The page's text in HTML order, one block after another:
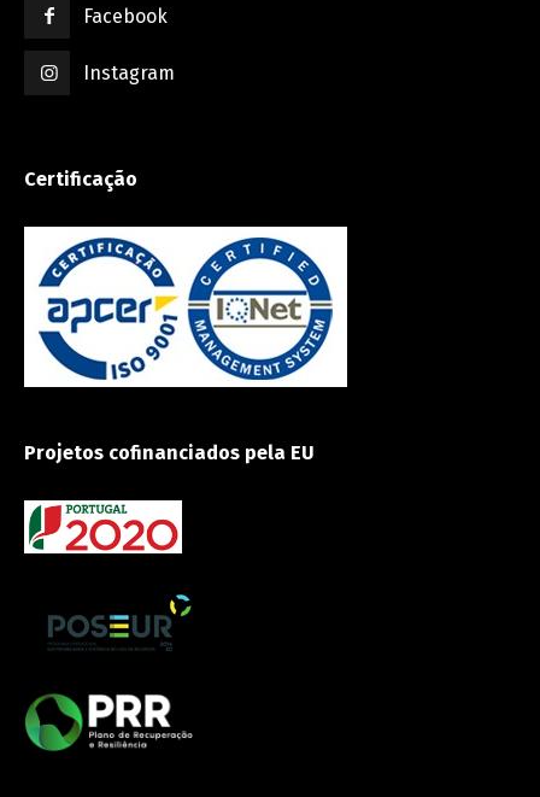
Facebook
Instagram
Certificação
Projetos cofinanciados pela EU